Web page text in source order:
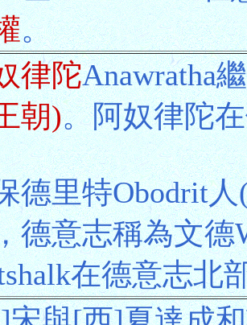
。
律陀Anawratha
朝)。阿奴律陀
德里特Obodrit
德意志稱為文德
在德意志北